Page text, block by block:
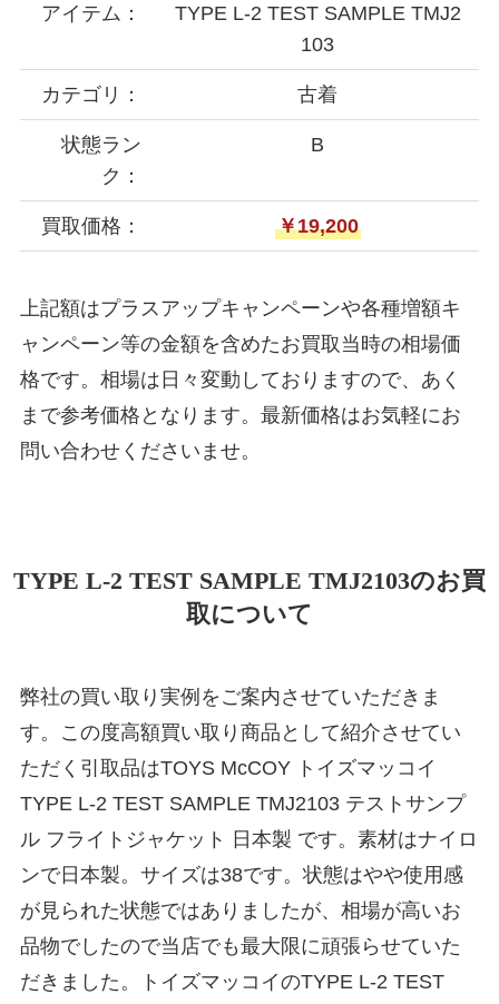
アイテム：
TYPE L-2 TEST SAMPLE TMJ2
103
カテゴリ： 古着
状態ラン
ク：
B
買取価格： ￥19,200
上記額はプラスアップキャンペーンや各種増額キ
ャンペーン等の金額を含めたお買取当時の相場価
格です。相場は日々変動しておりますので、あく
まで参考価格となります。最新価格はお気軽にお
問い合わせくださいませ。
TYPE L-2 TEST SAMPLE TMJ2103のお買
取について
弊社の買い取り実例をご案内させていただきま
す。この度高額買い取り商品として紹介させてい
ただく引取品はTOYS McCOY トイズマッコイ
TYPE L-2 TEST SAMPLE TMJ2103 テストサンプ
ル フライトジャケット 日本製 です。素材はナイロ
ンで日本製。サイズは38です。状態はやや使用感
が見られた状態ではありましたが、相場が高いお
品物でしたので当店でも最大限に頑張らせていた
だきました。トイズマッコイのTYPE L-2 TEST